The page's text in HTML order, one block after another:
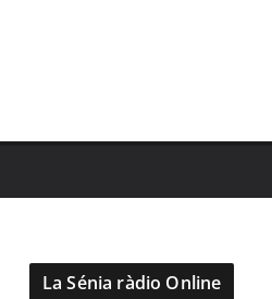
La Sénia ràdio Online